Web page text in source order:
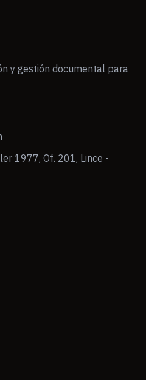
y gestión documental para
1977, Of. 201, Lince -